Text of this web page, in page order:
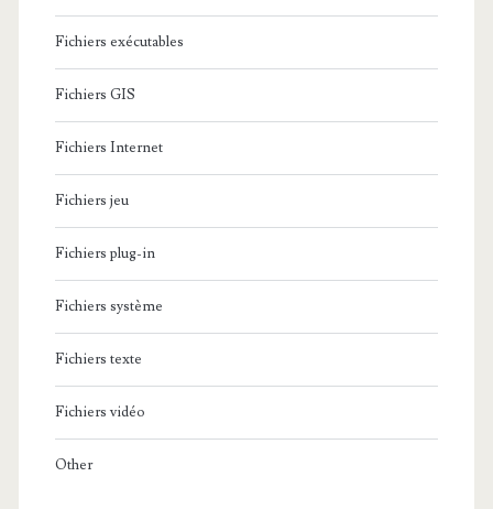
Fichiers exécutables
Fichiers GIS
Fichiers Internet
Fichiers jeu
Fichiers plug-in
Fichiers système
Fichiers texte
Fichiers vidéo
Other